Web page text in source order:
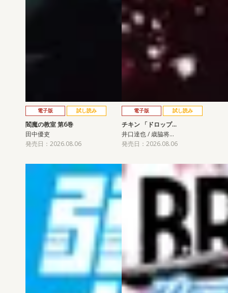
電子版 試し読み
閻魔の教室 第6巻
田中優吏
発売日：2026.08.06
電子版 試し読み
チキン 「ドロップ…
井口達也 / 歳脇将…
発売日：2026.08.06